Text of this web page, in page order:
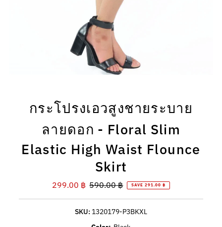
กระโปรงเอวสูงชายระบาย
ลายดอก - Floral Slim
Elastic High Waist Flounce
Skirt
Sale
299.00 ฿ Regular
590.00 ฿ SAVE 291.00 ฿
SKU: 1320179-P3BKXL